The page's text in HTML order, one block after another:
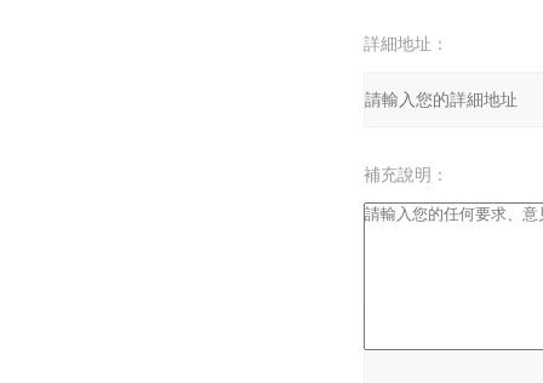
詳細地址：
補充說明：